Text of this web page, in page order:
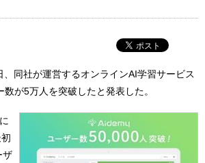
同社が運営するオンラインAI学習サービス
数が5万人を突破したと発表した。
ザ